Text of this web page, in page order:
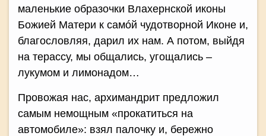
маленькие образочки Влахернской иконы
Божией Матери к самóй чудотворной Иконе и,
благословляя, дарил их нам. А потом, выйдя
на терассу, мы общались, угощались –
лукумом и лимонадом…
Провожая нас, архимандрит предложил
самым немощным «прокатиться на
автомобиле»: взял палочку и, бережно